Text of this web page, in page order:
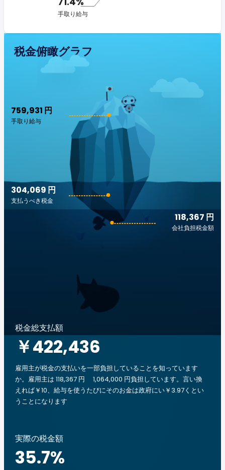
手取り給与
税金俯瞰グラフ
759,931 円
手取り給与
118,367 円
会社負担税金額
304,069 円
支払うべき税金
税金総支払額
￥422,436
雇用主が税金の支払いを一部負担していることを知っています
か。雇用主は 118,367 円 1,064,000 円負担しています。言い換
えれば￥10、給与を使うたびにそのお金は政府にい￥3.97くとい
うことになります
実際の税金額
35.7%